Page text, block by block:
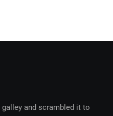
and scrambled it to